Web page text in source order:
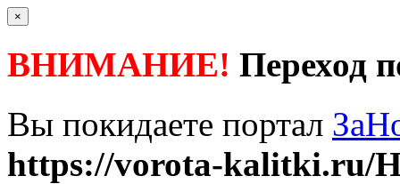
×
ВНИМАНИЕ! Переход
Вы покидаете портал
https://vorota-kalitki.ru/